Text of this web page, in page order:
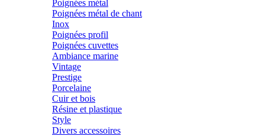
Poignées métal
Poignées métal de chant
Inox
Poignées profil
Poignées cuvettes
Ambiance marine
Vintage
Prestige
Porcelaine
Cuir et bois
Résine et plastique
Style
Divers accessoires